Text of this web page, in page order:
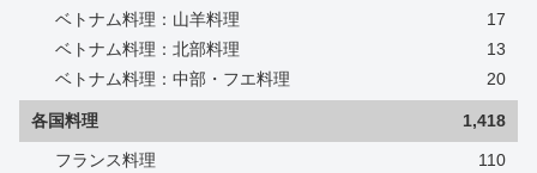
ベトナム料理：山羊料理
17
ベトナム料理：北部料理
13
ベトナム料理：中部・フエ料理
20
各国料理 1,418
フランス料理
110